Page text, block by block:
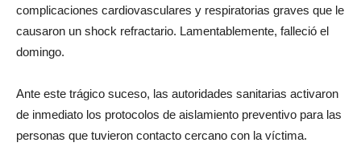
complicaciones cardiovasculares y respiratorias graves que le
causaron un shock refractario. Lamentablemente, falleció el
domingo.
Ante este trágico suceso, las autoridades sanitarias activaron
de inmediato los protocolos de aislamiento preventivo para las
personas que tuvieron contacto cercano con la víctima.